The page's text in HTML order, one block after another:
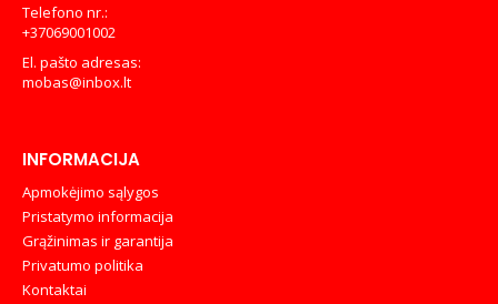
Telefono nr.:
+37069001002
El. pašto adresas:
mobas@inbox.lt
INFORMACIJA
Apmokėjimo sąlygos
Pristatymo informacija
Grąžinimas ir garantija
Privatumo politika
Kontaktai